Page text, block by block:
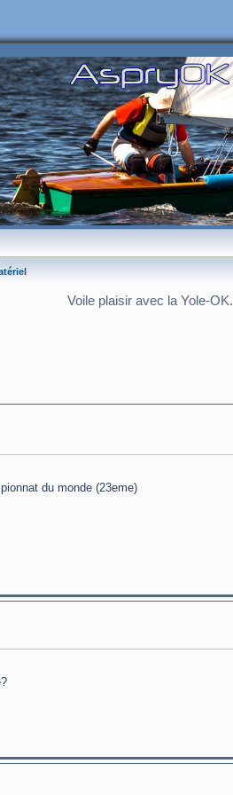
Voile plaisir avec la Yole-OK.
du monde (23eme)